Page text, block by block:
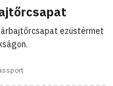
ezüstérmet